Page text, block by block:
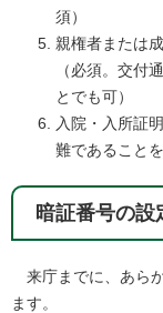
須）
親権者または
（必須。交付
とでも可）
入院・入所証
難であること
暗証番号の設
来庁までに、あら
ます。